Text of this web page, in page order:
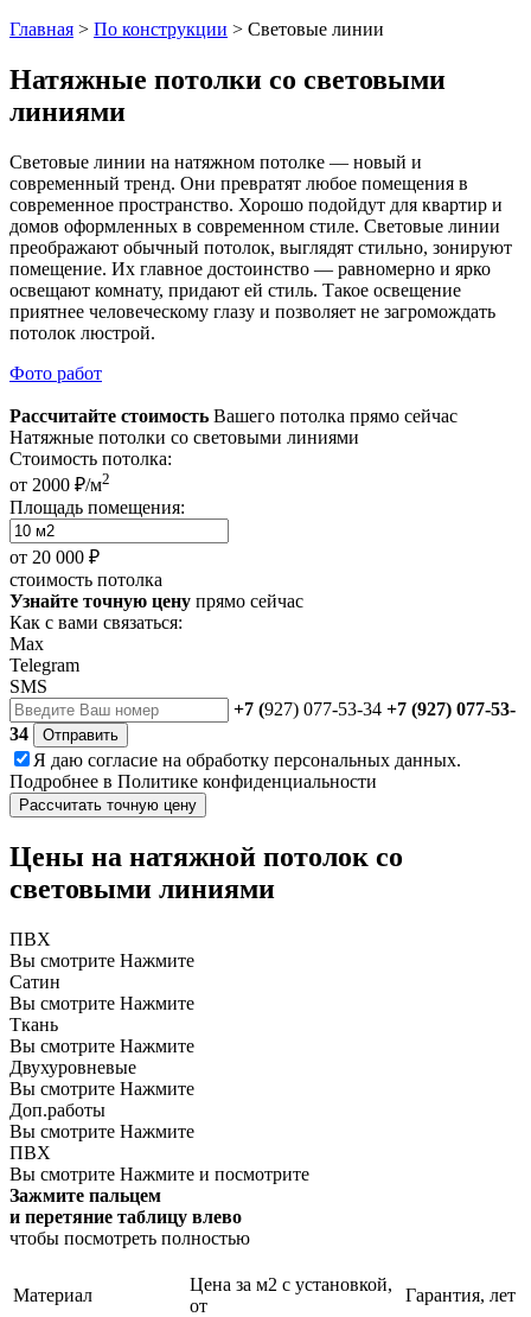
Главная > По конструкции > Световые линии
Натяжные потолки со световыми
линиями
Световые линии на натяжном потолке — новый и
современный тренд. Они превратят любое помещения в
современное пространство. Хорошо подойдут для квартир и
домов оформленных в современном стиле. Световые линии
преображают обычный потолок, выглядят стильно, зонируют
помещение. Их главное достоинство — равномерно и ярко
освещают комнату, придают ей стиль. Такое освещение
приятнее человеческому глазу и позволяет не загромождать
потолок люстрой.
Фото работ
Рассчитайте стоимость Вашего потолка прямо сейчас
Натяжные потолки со световыми линиями
Стоимость потолка:
от 2000 ₽/м2
Площадь помещения:
от 20 000 ₽
стоимость потолка
Узнайте точную цену прямо сейчас
Как с вами связаться:
Max
Telegram
SMS
+7 (927) 077-53-34 +7 (927) 077-53-
34
Отправить
Я даю согласие на обработку персональных данных.
Подробнее в Политике конфиденциальности
Рассчитать точную цену
Цены на натяжной потолок со
световыми линиями
ПВХ
Вы смотрите Нажмите
Сатин
Вы смотрите Нажмите
Ткань
Вы смотрите Нажмите
Двухуровневые
Вы смотрите Нажмите
Доп.работы
Вы смотрите Нажмите
ПВХ
Вы смотрите Нажмите и посмотрите
Зажмите пальцем
и перетяние таблицу влево
чтобы посмотреть полностью
Материал
Цена за м2 с установкой,
от
Гарантия, лет